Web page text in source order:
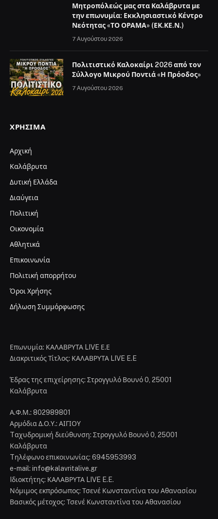
Μητροπόλεώς μας στα Καλάβρυτα με
την επωνυμία: Εκκλησιαστικό Κέντρο
Νεότητας «ΤΟ ΟΡΑΜΑ» (ΕΚ.ΚΕ.Ν.)
7 Αυγούστου 2026
Πολιτιστικό Καλοκαίρι 2026 από τον
Σύλλογο Μικρού Ποντιά «Η Πρόοδος»
7 Αυγούστου 2026
ΧΡΉΣΙΜΑ
Αρχική
Καλάβρυτα
Δυτική Ελλάδα
Διαύγεια
Πολιτική
Οικονομία
Αθλητικά
Επικοινωνία
Πολιτική απορρήτου
Όροι Χρήσης
Δήλωση Συμμόρφωσης
Επωνυμία: ΚΑΛΑΒΡΥΤΑ LIVE Ε.Ε
Διακριτικός Τίτλος: ΚΑΛΑΒΡΥΤΑ LIVE E.E
Έδρας της επιχείρησης: Στρογγυλό Βουνό 0, 25001
Καλάβρυτα
Α.Φ.Μ.: 802989801
Αρμόδια Δ.Ο.Υ.: ΑΙΓΙΟΥ
Tαχυδρομική διεύθυνση: Στρογγυλό Βουνό 0, 25001
Καλάβρυτα
Tηλέφωνο επικοινωνίας: 6945953993
e-mail: info@kalavritalive.gr
Iδιοκτήτης: ΚΑΛΑΒΡΥΤΑ LIVE E.E.
Νόμιμος εκπρόσωπος: Τσενέ Κωνσταντίνα του Αθανασίου
Βασικός μέτοχος: Τσενέ Κωνσταντίνα του Αθανασίου